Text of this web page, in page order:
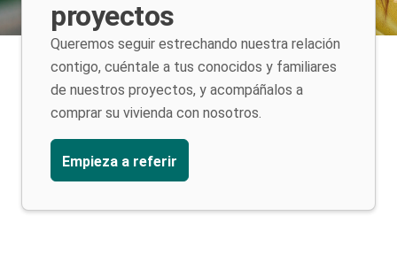
proyectos
Queremos seguir estrechando nuestra relación
contigo, cuéntale a tus conocidos y familiares
de nuestros proyectos, y acompáñalos a
comprar su vivienda con nosotros.
Empieza a referir